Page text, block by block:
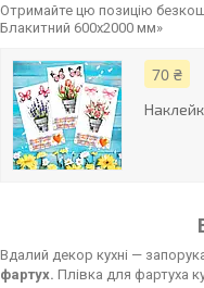
Отримайте цю позицію
Блакитний 600х2000 мм»
70 ₴
Вдалий декор кухні —
фартух. Плівка для фартуха